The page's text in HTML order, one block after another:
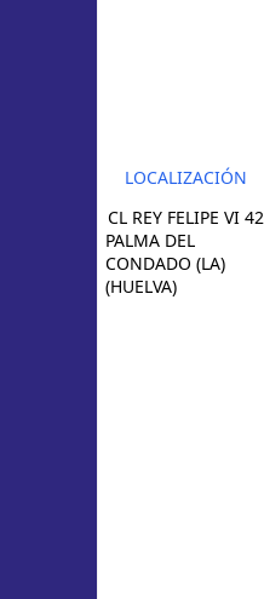
LOCALIZACIÓN
CL REY FELIPE VI 42
PALMA DEL
CONDADO (LA)
(HUELVA)